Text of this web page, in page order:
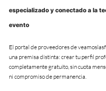
especializado y conectado a la
evento
El portal de proveedores de
una premisa distinta: crear tu perfil
completamente gratuito, sin cuota
ni compromiso de permanencia.